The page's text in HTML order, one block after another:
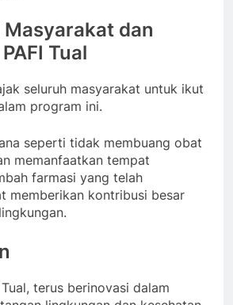
dan
Tual
seluruh masyarakat untuk ikut
program ini.
seperti tidak membuang obat
memanfaatkan tempat
farmasi yang telah
memberikan kontribusi besar
terus berinovasi dalam